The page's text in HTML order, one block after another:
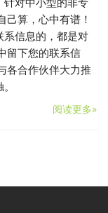
己算，心中有谱！
系信息的，都是对
留下您的联系信
各合作伙伴大力推
阅读更多»